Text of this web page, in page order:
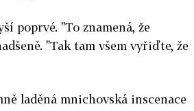
poprvé. "To znamená, že
"Tak tam všem vyřiďte, že
laděná mnichovská inscenace